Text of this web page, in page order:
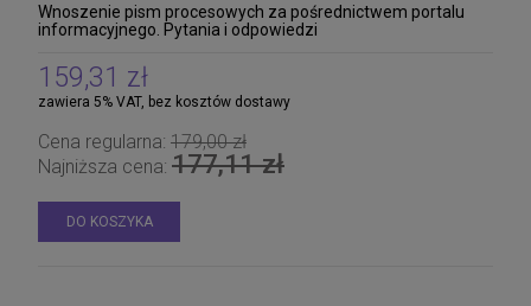
Wnoszenie pism procesowych za pośrednictwem portalu
informacyjnego. Pytania i odpowiedzi
159,31 zł
zawiera 5% VAT, bez kosztów dostawy
Cena regularna: 179,00 zł
Najniższa cena: 177,11 zł
DO KOSZYKA